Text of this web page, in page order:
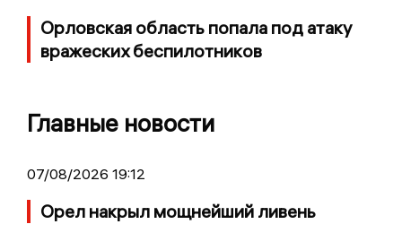
Орловская область попала под атаку
вражеских беспилотников
Главные новости
07/08/2026 19:12
Орел накрыл мощнейший ливень